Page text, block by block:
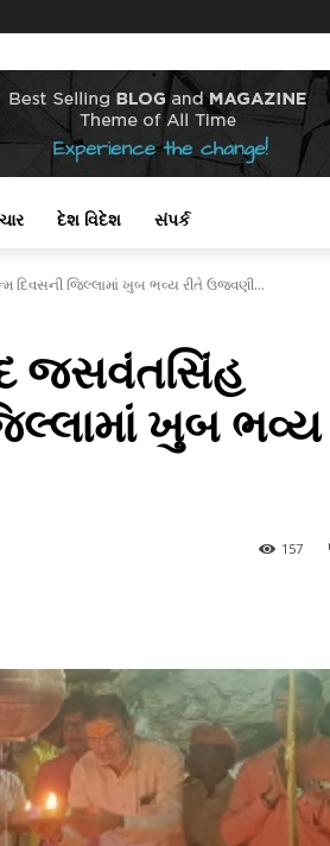
દેશ વિદેશ સંપર્ક
દિવસની જિલ્લામાં ખુબ ભવ્ય રીતે ઉજવણી...
જસવંતસિંહ
ખુબ ભવ્ય
157